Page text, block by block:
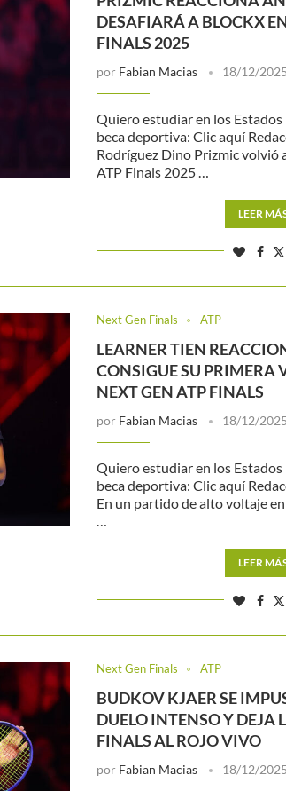
DESAFIARÁ A BLOCKX
FINALS 2025
por Fabian Macias 18/12/2025
Quiero estudiar en los
beca deportiva: Clic aquí
Rodríguez Dino Prizmic volvió
ATP Finals 2025 …
LEER
Next Gen Finals ATP
LEARNER TIEN
CONSIGUE SU PRIMERA
NEXT GEN ATP FINALS
por Fabian Macias 18/12/2025
Quiero estudiar en los
beca deportiva: Clic aquí
En un partido de alto voltaje
…
LEER
Next Gen Finals ATP
BUDKOV KJAER SE
DUELO INTENSO Y DEJA
FINALS AL ROJO VIVO
por Fabian Macias 18/12/2025